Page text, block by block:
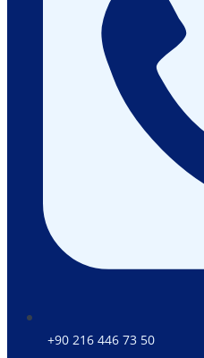
+90 216 446 73 50